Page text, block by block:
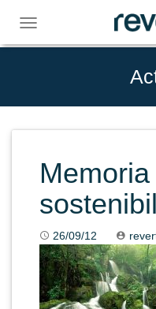
content
Toggle
navigation
26/09/12